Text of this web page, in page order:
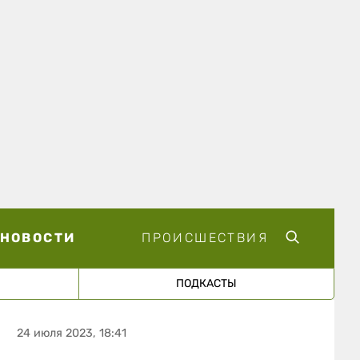
НОВОСТИ ПРОИСШЕСТВИЯ
ПОДКАСТЫ
24 июля 2023, 18:41